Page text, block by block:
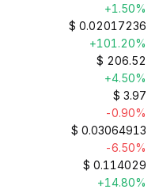
+1.50%
$ 0.02017236
+101.20%
$ 206.52
+4.50%
$ 3.97
-0.90%
$ 0.03064913
-6.50%
$ 0.114029
+14.80%